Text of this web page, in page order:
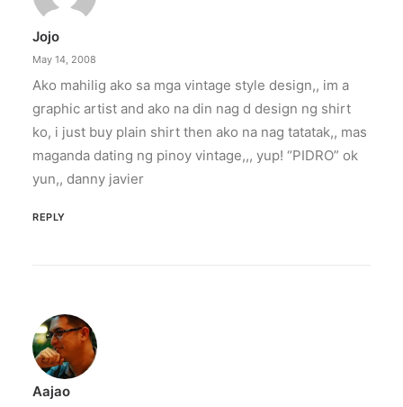
Jojo
May 14, 2008
Ako mahilig ako sa mga vintage style design,, im a
graphic artist and ako na din nag d design ng shirt
ko, i just buy plain shirt then ako na nag tatatak,, mas
maganda dating ng pinoy vintage,,, yup! “PIDRO” ok
yun,, danny javier
REPLY
Aajao